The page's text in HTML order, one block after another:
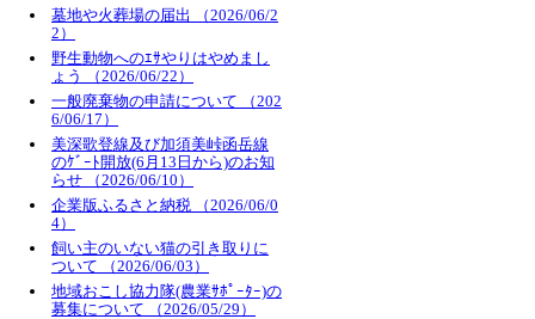
墓地や火葬場の届出 （2026/06/2
2）
野生動物へのｴｻやりはやめまし
ょう （2026/06/22）
一般廃棄物の申請について （202
6/06/17）
美深歌登線及び加須美峠函岳線
のｹﾞｰﾄ開放(6月13日から)のお知
らせ （2026/06/10）
企業版ふるさと納税 （2026/06/0
4）
飼い主のいない猫の引き取りに
ついて （2026/06/03）
地域おこし協力隊(農業ｻﾎﾟｰﾀｰ)の
募集について （2026/05/29）